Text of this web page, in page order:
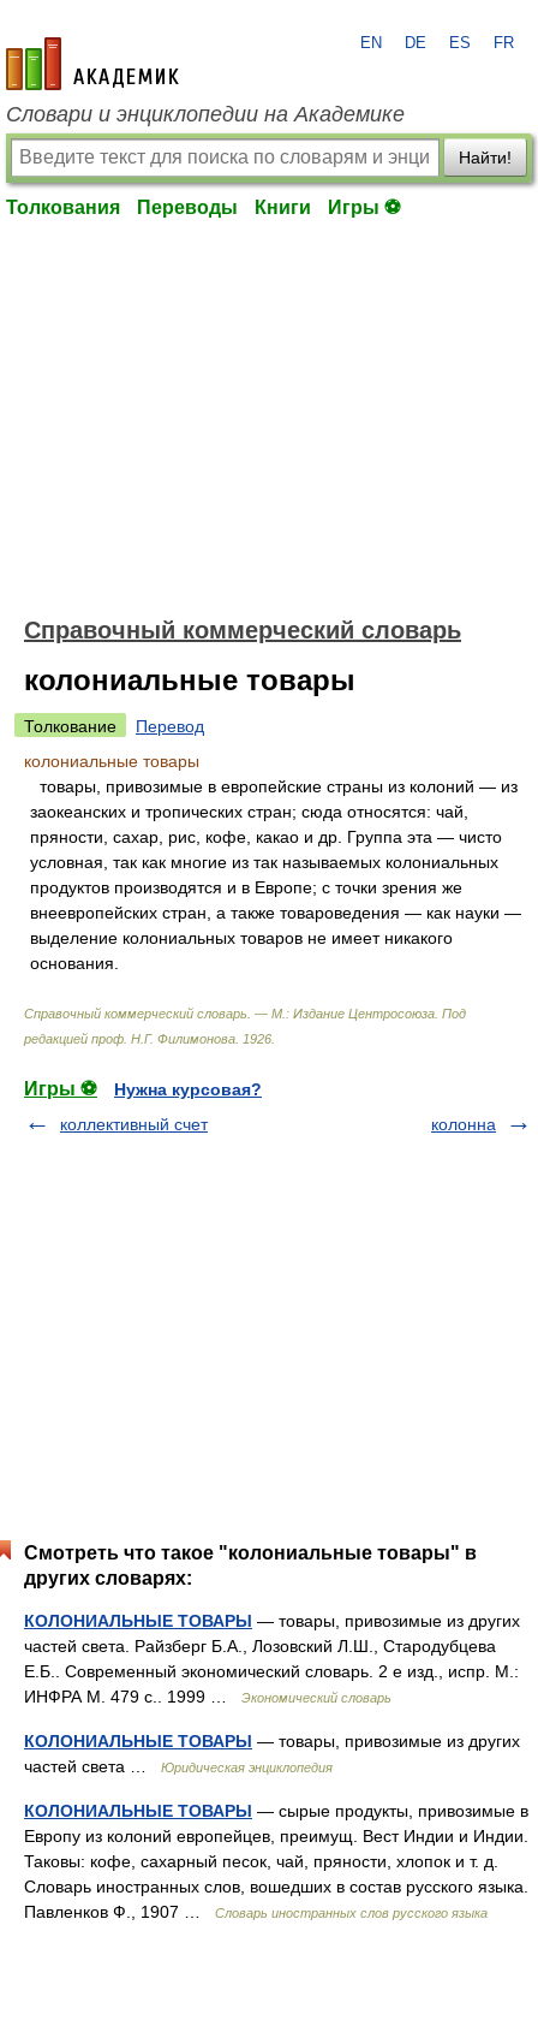
academic.ru
EN DE ES FR
Словари и энциклопедии на Академике
Найти!
Толкования Переводы Книги Игры ⚽
Справочный коммерческий словарь
колониальные товары
Толкование
Перевод
колониальные товары
товары, привозимые в европейские страны из колоний — из
заокеанских и тропических стран; сюда относятся: чай,
пряности, сахар, рис, кофе, какао и др. Группа эта — чисто
условная, так как многие из так называемых колониальных
продуктов производятся и в Европе; с точки зрения же
внеевропейских стран, а также товароведения — как науки —
выделение колониальных товаров не имеет никакого
основания.
Справочный коммерческий словарь. — М.: Издание Центросоюза Под
редакцией проф. Н.Г. Филимонова 1926
Игры ⚽
Нужна курсовая?
коллективный счет
колонна
Смотреть что такое "колониальные товары" в
других словарях:
КОЛОНИАЛЬНЫЕ ТОВАРЫ — товары, привозимые из других
частей света. Райзберг Б.А., Лозовский Л.Ш., Стародубцева
Е.Б.. Современный экономический словарь. 2 е изд., испр. М.:
ИНФРА М. 479 с.. 1999 …
Экономический словарь
КОЛОНИАЛЬНЫЕ ТОВАРЫ — товары, привозимые из других
частей света …
Юридическая энциклопедия
КОЛОНИАЛЬНЫЕ ТОВАРЫ — сырые продукты, привозимые в
Европу из колоний европейцев, преимущ. Вест Индии и Индии.
Таковы: кофе, сахарный песок, чай, пряности, хлопок и т. д.
Словарь иностранных слов, вошедших в состав русского языка.
Павленков Ф., 1907 …
Словарь иностранных слов русского языка